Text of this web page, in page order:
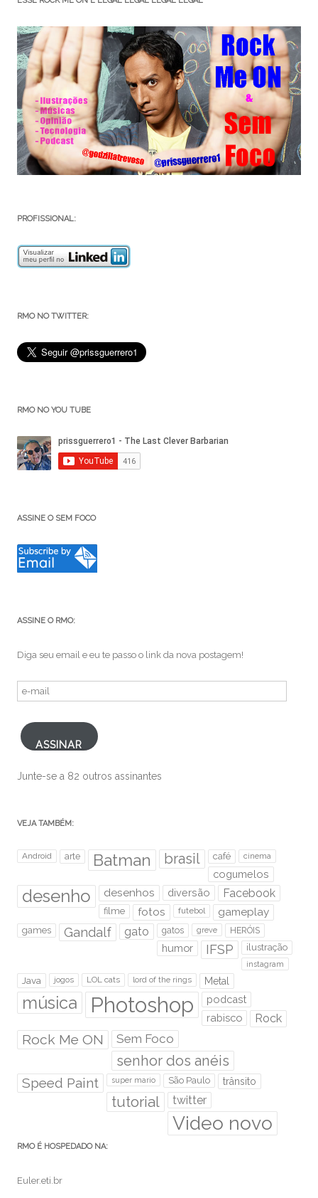
PROFISSIONAL:
RMO NO TWITTER:
RMO NO YOU TUBE
ASSINE O SEM FOCO
ASSINE O RMO:
Diga seu email e eu te passo o link da nova postagem!
e-
ASSINAR
Junte-se a 82 outros assinantes
VEJA TAMBÉM:
Android arte Batman brasil café cinema
cogumelos
desenho desenhos diversão Facebook
filme fotos futebol gameplay
games Gandalf gato gatos greve HERÓIS
humor IFSP ilustração
instagram
Java jogos LOL cats lord of the rings Metal
música Photoshop
podcast
rabisco
Rock
Rock Me ON Sem Foco
senhor dos anéis
Speed Paint super mario São Paulo trânsito
tutorial twitter
Video novo
RMO É HOSPEDADO NA:
Euler.eti.br